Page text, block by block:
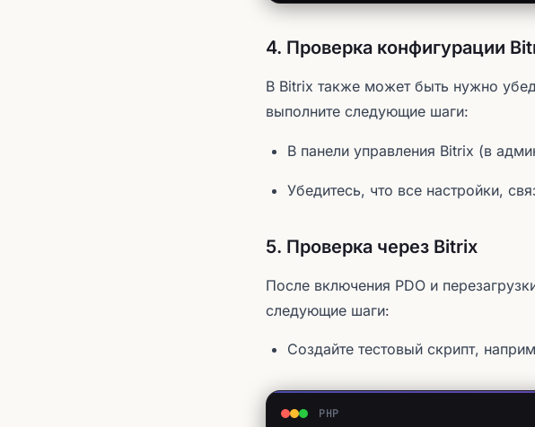
4. Проверка конфигурации
В Bitrix также может быть нужно
выполните следующие шаги:
В панели управления Bitrix (в
Убедитесь, что все настройки,
5. Проверка через Bitrix
После включения PDO и
следующие шаги:
Создайте тестовый скрипт,
PHP